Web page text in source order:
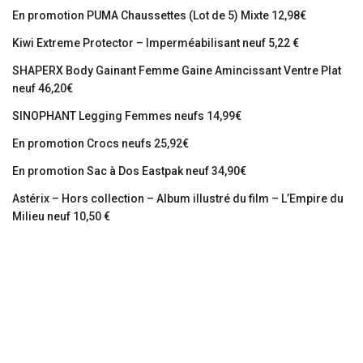
En promotion PUMA Chaussettes (Lot de 5) Mixte 12,98€
Kiwi Extreme Protector – Imperméabilisant neuf 5,22 €
SHAPERX Body Gainant Femme Gaine Amincissant Ventre Plat
neuf 46,20€
SINOPHANT Legging Femmes neufs 14,99€
En promotion Crocs neufs 25,92€
En promotion Sac à Dos Eastpak neuf 34,90€
Astérix – Hors collection – Album illustré du film – L’Empire du
Milieu neuf 10,50 €